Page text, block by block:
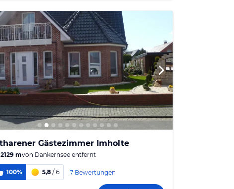
Gästezimmer Imholte
2129 mvon Dankernsee entfernt
100% 5,8 / 6 7 Bewertungen